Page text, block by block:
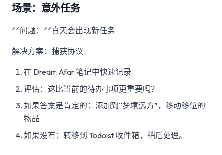
场景：意外任务
**问题：**白天会出现新任务
解决方案：捕获协议
在 Dream Afar 笔记中快速记录
评估：这比当前的待办事项更重要吗？
如果答案是肯定的：添加到“梦境远方”，移动移位的
物品
如果没有：转移到 Todoist 收件箱，稍后处理。